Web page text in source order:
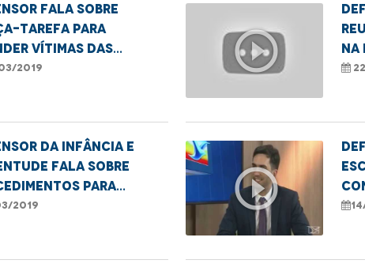
fala sobre
tarefa para
vítimas das
2019 play_circle_outline
na
da Infância e
fala sobre
para
em casos de
2019 play_circle_outline